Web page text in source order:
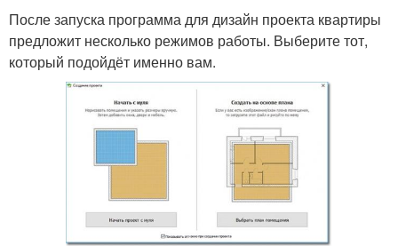
После запуска программа для дизайн проекта квартиры
предложит несколько режимов работы. Выберите тот,
который подойдёт именно вам.